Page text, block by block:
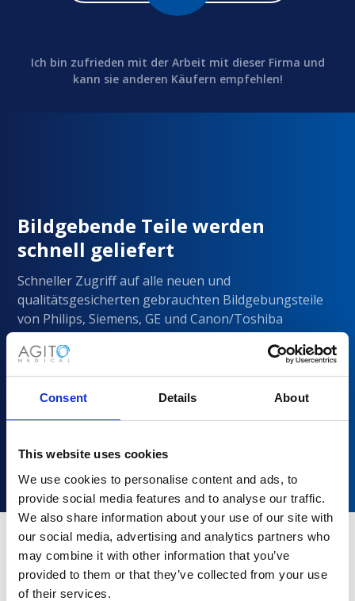
Consent Details About
This website uses cookies
We use cookies to personalise content and ads, to
provide social media features and to analyse our traffic.
We also share information about your use of our site with
our social media, advertising and analytics partners who
may combine it with other information that you’ve
provided to them or that they’ve collected from your use
of their services.
Ich bin zufrieden mit der Arbeit mit dieser Firma und
kann sie anderen Käufern empfehlen!
Bildgebende Teile werden
schnell geliefert
Schneller Zugriff auf alle neuen und
qualitätsgesicherten gebrauchten Bildgebungsteile
von Philips, Siemens, GE und Canon/Toshiba
Warum sollten Sie sich für Agito